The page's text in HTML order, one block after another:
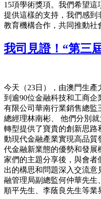
15項學術獎項。我們希望
提供這樣的支持，我們感到
教育機構合作，共同推動社
我司見證！“第三
今天（23日），由澳門生
到逾90位金融科技和工商
有限公司華南行業銷售總
總經理林南彬、 他們分別
轉型提供了寶貴的創新思路
動現代金融產業實現高品質
代金融新業態的優勢和發
家們的主題分享後，與會
出的構思和問題深入交流
融管理局副總監何仲華先
順平先生、李蔭良先生等業